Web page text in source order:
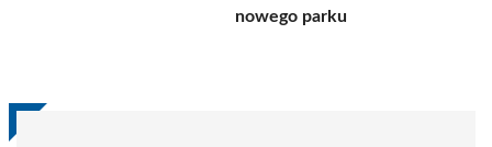
nowego parku